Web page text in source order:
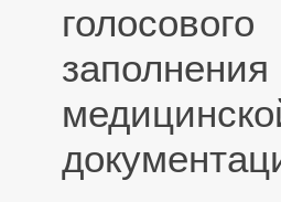
голосового
заполнения